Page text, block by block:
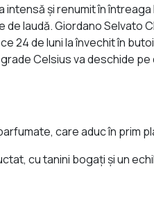
și renumit în
laudă. Giordano Selvato
24 de luni la învechit în
Celsius va deschide
care aduc în prim
cu tanini bogați și un